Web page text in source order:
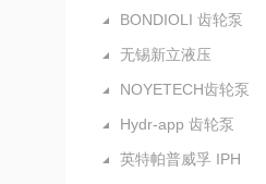
BONDIOLI 齿轮泵
无锡新立液压
NOYETECH齿轮泵
Hydr-app 齿轮泵
英特帕普威孚 IPH